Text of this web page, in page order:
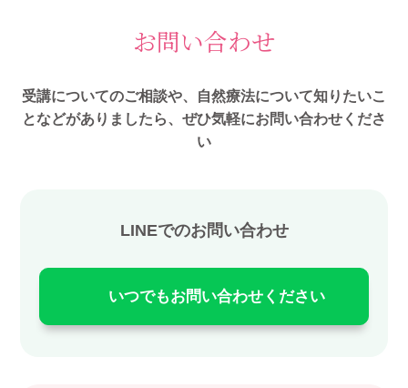
お問い合わせ
受講についてのご相談や、自然療法について知りたいこ
となどがありましたら、ぜひ気軽にお問い合わせくださ
い
LINEでのお問い合わせ
いつでもお問い合わせください